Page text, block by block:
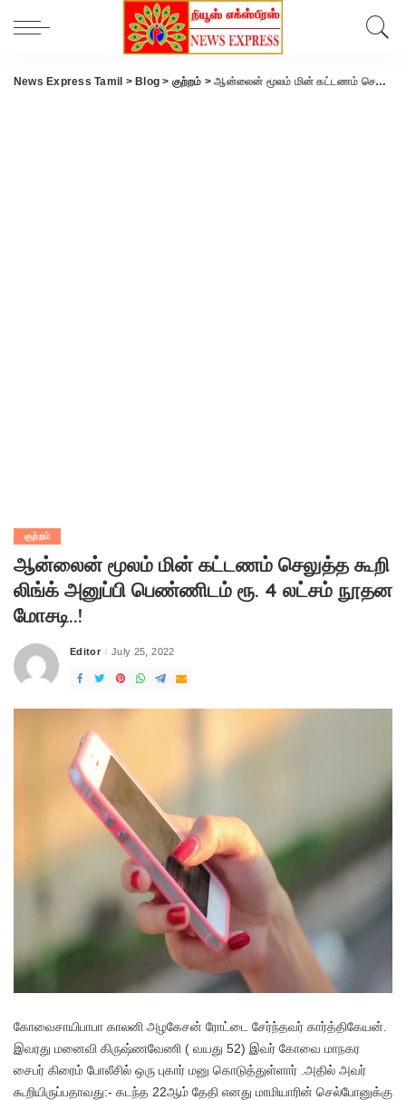
News Express Tamil > Blog > குற்றம் >ஆன்லைன் மூலம் மின் கட்டணம் செலுத்த கூறி லிங்க் அனுப்பி பெண்ணிடம் ரூ. 4 லட்சம் நூதன மோசடி..!
குற்றம்
ஆன்லைன் மூலம் மின் கட்டணம் செலுத்த கூறி
லிங்க் அனுப்பி பெண்ணிடம் ரூ. 4 லட்சம் நூதன
மோசடி..!
Posted
Editor July 25, 2022
கோவைசாயிபாபா காலனி அழகேசன் ரோட்டை சேர்ந்தவர் கார்த்திகேயன்.
இவரது மனைவி கிருஷ்ணவேணி ( வயது 52) இவர் கோவை மாநகர
சைபர் கிரைம் போலீசில் ஒரு புகார் மனு கொடுத்துள்ளார் .அதில் அவர்
கூறியிருப்பதாவது:- கடந்த 22ஆம் தேதி எனது மாமியாரின் செல்போனுக்கு